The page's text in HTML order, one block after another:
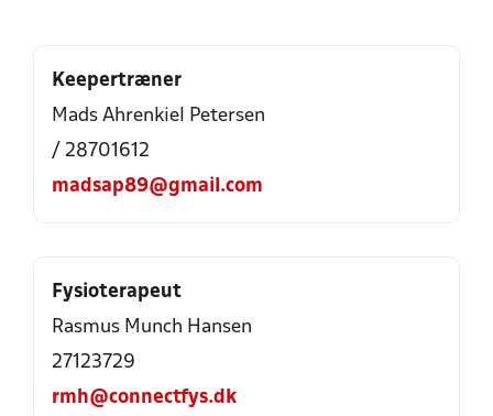
Keepertræner
Mads Ahrenkiel Petersen
/ 28701612
madsap89@gmail.com
Fysioterapeut
Rasmus Munch Hansen
27123729
rmh@connectfys.dk